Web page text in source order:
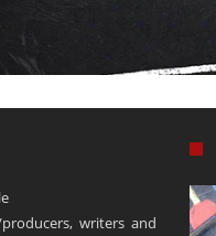
writers and